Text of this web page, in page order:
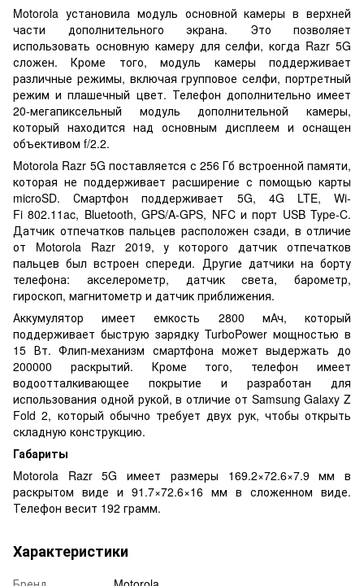
Motorola установила модуль основной камеры в верхней
части дополнительного экрана. Это позволяет
использовать основную камеру для селфи, когда Razr 5G
сложен. Кроме того, модуль камеры поддерживает
различные режимы, включая групповое селфи, портретный
режим и плашечный цвет. Телефон дополнительно имеет
20-мегапиксельный модуль дополнительной камеры,
который находится над основным дисплеем и оснащен
объективом f/2.2.
Motorola Razr 5G поставляется с 256 Гб встроенной памяти,
которая не поддерживает расширение с помощью карты
microSD. Смартфон поддерживает 5G, 4G LTE, Wi-
Fi 802.11ac, Bluetooth, GPS/A-GPS, NFC и порт USB Type-C.
Датчик отпечатков пальцев расположен сзади, в отличие
от Motorola Razr 2019, у которого датчик отпечатков
пальцев был встроен спереди. Другие датчики на борту
телефона: акселерометр, датчик света, барометр,
гироскоп, магнитометр и датчик приближения.
Аккумулятор имеет емкость 2800 мАч, который
поддерживает быструю зарядку TurboPower мощностью в
15 Вт. Флип-механизм смартфона может выдержать до
200000 раскрытий. Кроме того, телефон имеет
водоотталкивающее покрытие и разработан для
использования одной рукой, в отличие от Samsung Galaxy Z
Fold 2, который обычно требует двух рук, чтобы открыть
складную конструкцию.
Габариты
Motorola Razr 5G имеет размеры 169.2×72.6×7.9 мм в
раскрытом виде и 91.7×72.6×16 мм в сложенном виде.
Телефон весит 192 грамм.
Характеристики